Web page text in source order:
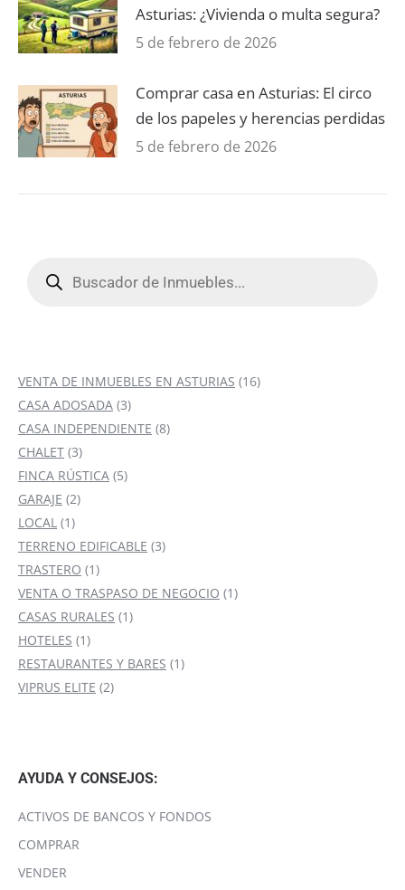
Asturias: ¿Vivienda o multa segura?
5 de febrero de 2026
Comprar casa en Asturias: El circo
de los papeles y herencias perdidas
5 de febrero de 2026
productos
VENTA DE INMUEBLES EN ASTURIAS 1616
CASA ADOSADA 33
productos
CASA INDEPENDIENTE 88
CHALET 33
productos
FINCA RÚSTICA 55
GARAJE 22
LOCAL 11
producto
TERRENO EDIFICABLE 33
TRASTERO 11
producto
VENTA O TRASPASO DE NEGOCIO 11
CASAS RURALES 11
HOTELES 11
producto
RESTAURANTES Y BARES 11
VIPRUS ELITE 22
AYUDA Y CONSEJOS:
ACTIVOS DE BANCOS Y FONDOS
COMPRAR
VENDER